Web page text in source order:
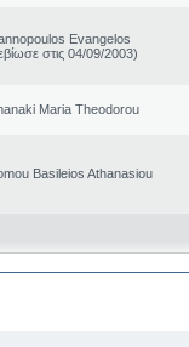
Evangelos
στις 04/09/2003)
Maria Theodorou
Basileios Athanasiou